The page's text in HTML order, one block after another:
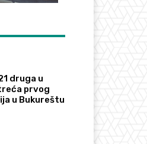
druga u
prvog
u Bukureštu